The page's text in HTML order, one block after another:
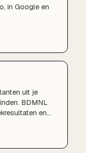
in Google en
uit je
BDMNL
en